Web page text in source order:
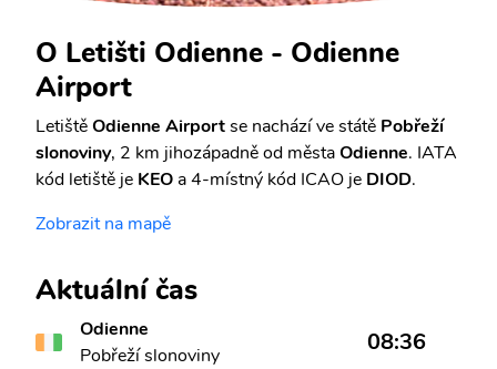
O Letišti Odienne - Odienne
Airport
LetištěOdienne Airportse nachází ve státě Pobřeží
slonoviny, 2 km jihozápadně od městaOdienne. IATA
kód letiště je KEO a 4-místný kód ICAO je DIOD.
Zobrazit na mapě
Aktuální čas
Odienne
Pobřeží slonoviny
08:36